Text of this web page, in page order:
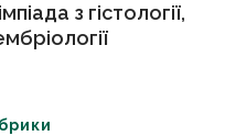
з гістології,